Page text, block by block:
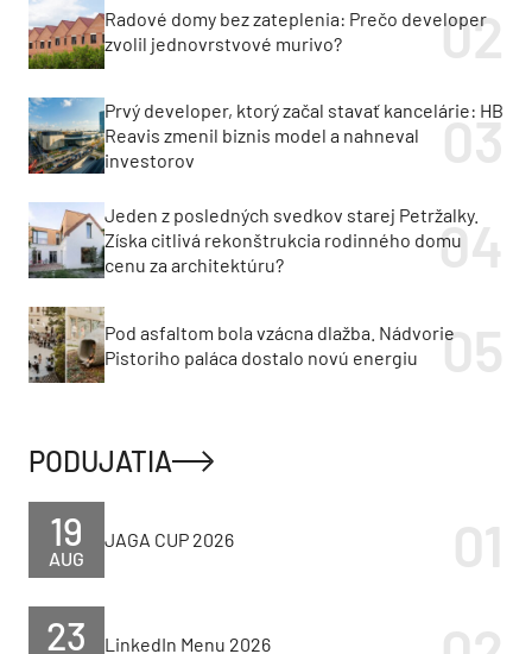
Radové domy bez zateplenia: Prečo developer
zvolil jednovrstvové murivo?
Prvý developer, ktorý začal stavať kancelárie: HB
Reavis zmenil biznis model a nahneval
investorov
Jeden z posledných svedkov starej Petržalky.
Získa citlivá rekonštrukcia rodinného domu
cenu za architektúru?
Pod asfaltom bola vzácna dlažba. Nádvorie
Pistoriho paláca dostalo novú energiu
PODUJATIA
AUG
19 JAGA CUP 2026
23 LinkedIn Menu 2026